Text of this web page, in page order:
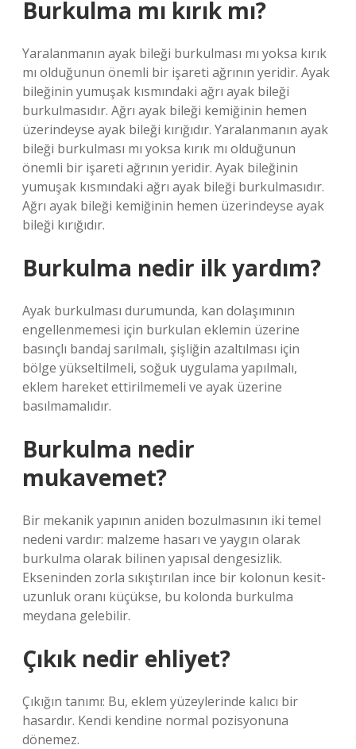
Burkulma mı kırık mı?
Yaralanmanın ayak bileği burkulması mı yoksa kırık
mı olduğunun önemli bir işareti ağrının yeridir. Ayak
bileğinin yumuşak kısmındaki ağrı ayak bileği
burkulmasıdır. Ağrı ayak bileği kemiğinin hemen
üzerindeyse ayak bileği kırığıdır. Yaralanmanın ayak
bileği burkulması mı yoksa kırık mı olduğunun
önemli bir işareti ağrının yeridir. Ayak bileğinin
yumuşak kısmındaki ağrı ayak bileği burkulmasıdır.
Ağrı ayak bileği kemiğinin hemen üzerindeyse ayak
bileği kırığıdır.
Burkulma nedir ilk yardım?
Ayak burkulması durumunda, kan dolaşımının
engellenmemesi için burkulan eklemin üzerine
basınçlı bandaj sarılmalı, şişliğin azaltılması için
bölge yükseltilmeli, soğuk uygulama yapılmalı,
eklem hareket ettirilmemeli ve ayak üzerine
basılmamalıdır.
Burkulma nedir
mukavemet?
Bir mekanik yapının aniden bozulmasının iki temel
nedeni vardır: malzeme hasarı ve yaygın olarak
burkulma olarak bilinen yapısal dengesizlik.
Ekseninden zorla sıkıştırılan ince bir kolonun kesit-
uzunluk oranı küçükse, bu kolonda burkulma
meydana gelebilir.
Çıkık nedir ehliyet?
Çıkığın tanımı: Bu, eklem yüzeylerinde kalıcı bir
hasardır. Kendi kendine normal pozisyonuna
dönemez.